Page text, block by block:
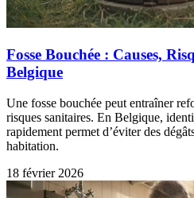
Fosse Bouchée : Causes,
Belgique
Une fosse bouchée peut entraîner
risques sanitaires. En Belgique,
rapidement permet d’éviter des
habitation.
18 février 2026